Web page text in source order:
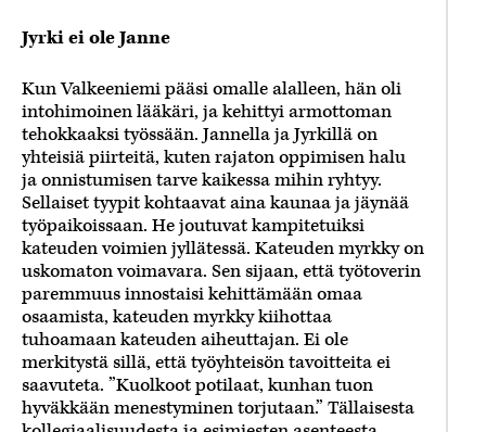
Jyrki ei ole Janne
Kun Valkeeniemi pääsi omalle alalleen, hän oli
intohimoinen lääkäri, ja kehittyi armottoman
tehokkaaksi työssään. Jannella ja Jyrkillä on
yhteisiä piirteitä, kuten rajaton oppimisen halu
ja onnistumisen tarve kaikessa mihin ryhtyy.
Sellaiset tyypit kohtaavat aina kaunaa ja jäynää
työpaikoissaan. He joutuvat kampitetuiksi
kateuden voimien jyllätessä. Kateuden myrkky on
uskomaton voimavara. Sen sijaan, että työtoverin
paremmuus innostaisi kehittämään omaa
osaamista, kateuden myrkky kiihottaa
tuhoamaan kateuden aiheuttajan. Ei ole
merkitystä sillä, että työyhteisön tavoitteita ei
saavuteta. ”Kuolkoot potilaat, kunhan tuon
hyväkkään menestyminen torjutaan.” Tällaisesta